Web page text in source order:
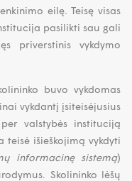
eilę. Teisę visas
pasilikti sau gali
priverstinis vykdymo
buvo vykdomas
vykdantį įsiteisėjusius
valstybės instituciją
teisė išieškojimą vykdyti
informacinę sistemą)
Skolininko lėšų